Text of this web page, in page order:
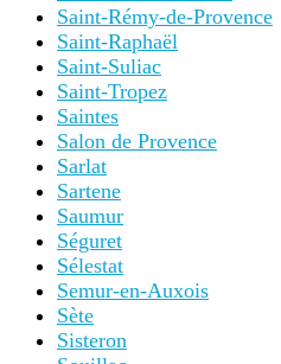
Saint-Rémy-de-Provence
Saint-Raphaël
Saint-Suliac
Saint-Tropez
Saintes
Salon de Provence
Sarlat
Sartene
Saumur
Séguret
Sélestat
Semur-en-Auxois
Sète
Sisteron